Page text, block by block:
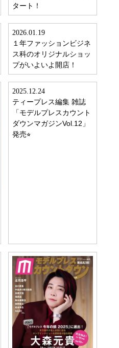
タート！
2026.01.19
１年ファッションビジネ
ス科のオリジナルショッ
プがいよいよ開店！
2025.12.24
ティープレス編集 雑誌
「モデルプレスカウント
ダウンマガジンVol.12」
発売⭐︎